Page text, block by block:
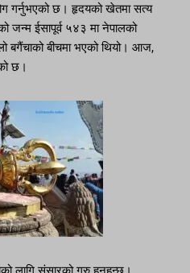
गर्नुभएको छ। हृदयको खेतमा सत्य
जन्म ईसापूर्व ५४३ मा नेपालको
बगैंचाको बीचमा भएको थियो। आज,
छ।